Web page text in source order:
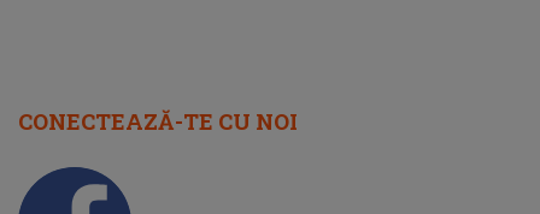
CONECTEAZĂ-TE CU NOI